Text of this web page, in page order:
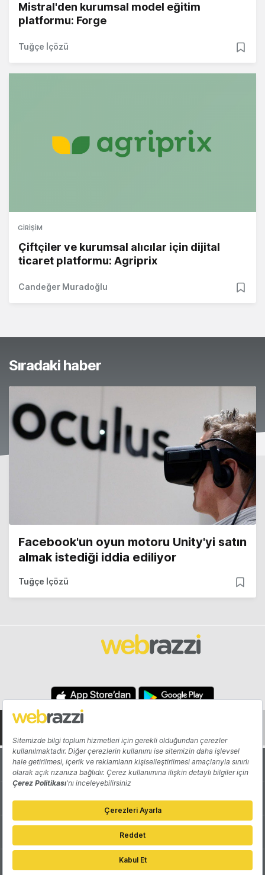
Mistral'den kurumsal model eğitim
platformu: Forge
Tuğçe İçözü
GIRIŞIM
Çiftçiler ve kurumsal alıcılar için dijital
ticaret platformu: Agriprix
Candeğer Muradoğlu
Sıradaki haber
Facebook'un oyun motoru Unity'yi satın
almak istediği iddia ediliyor
Tuğçe İçözü
Hakkında Yazarlar
Katkıda Bulun Reklam